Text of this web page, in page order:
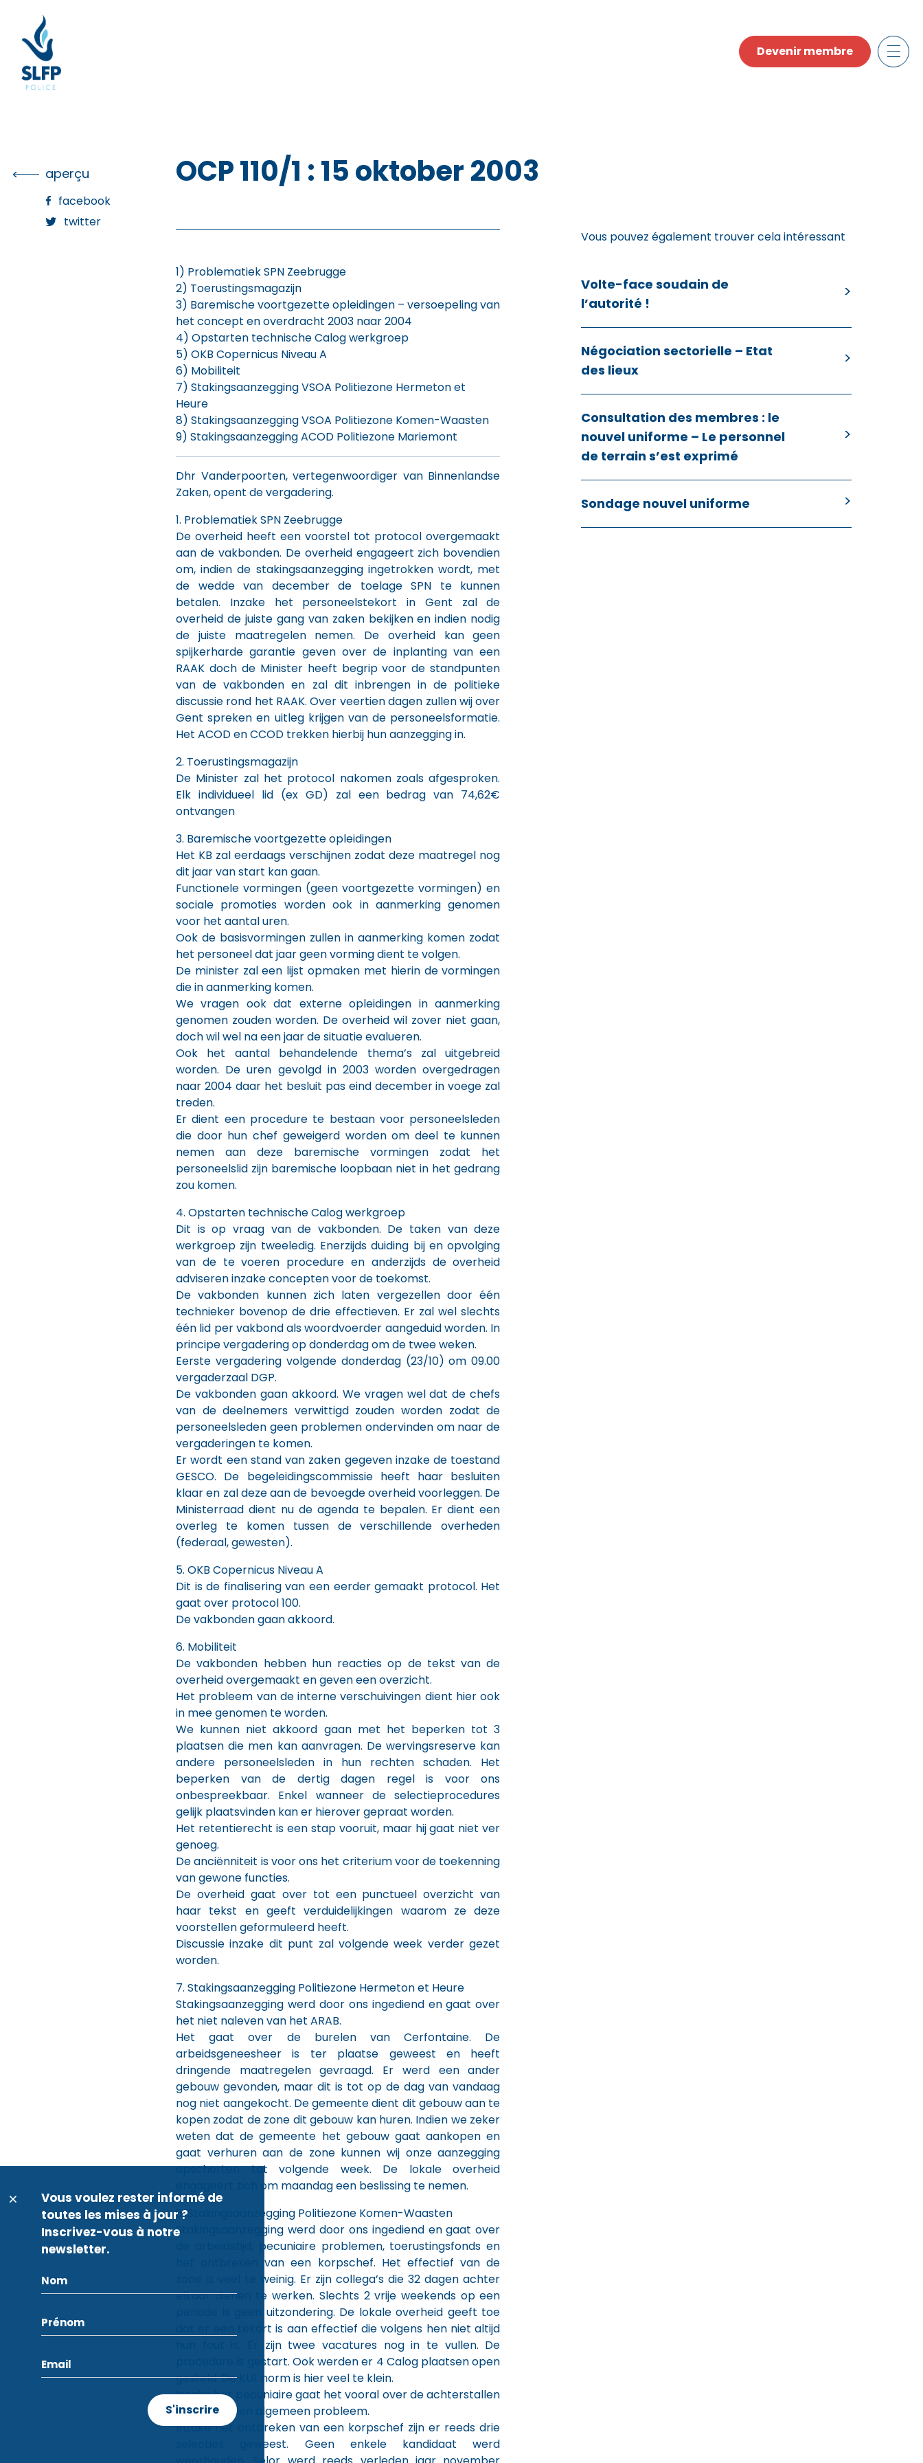
content
Devenir membre
aperçu
facebook
twitter
OCP 110/1 : 15 oktober 2003
1) Problematiek SPN Zeebrugge
2) Toerustingsmagazijn
3) Baremische voortgezette opleidingen – versoepeling van
het concept en overdracht 2003 naar 2004
4) Opstarten technische Calog werkgroep
5) OKB Copernicus Niveau A
6) Mobiliteit
7) Stakingsaanzegging VSOA Politiezone Hermeton et
Heure
8) Stakingsaanzegging VSOA Politiezone Komen-Waasten
9) Stakingsaanzegging ACOD Politiezone Mariemont
Dhr Vanderpoorten, vertegenwoordiger van Binnenlandse
Zaken, opent de vergadering.
1. Problematiek SPN Zeebrugge
De overheid heeft een voorstel tot protocol overgemaakt
aan de vakbonden. De overheid engageert zich bovendien
om, indien de stakingsaanzegging ingetrokken wordt, met
de wedde van december de toelage SPN te kunnen
betalen. Inzake het personeelstekort in Gent zal de
overheid de juiste gang van zaken bekijken en indien nodig
de juiste maatregelen nemen. De overheid kan geen
spijkerharde garantie geven over de inplanting van een
RAAK doch de Minister heeft begrip voor de standpunten
van de vakbonden en zal dit inbrengen in de politieke
discussie rond het RAAK. Over veertien dagen zullen wij over
Gent spreken en uitleg krijgen van de personeelsformatie.
Het ACOD en CCOD trekken hierbij hun aanzegging in.
2. Toerustingsmagazijn
De Minister zal het protocol nakomen zoals afgesproken.
Elk individueel lid (ex GD) zal een bedrag van 74,62€
ontvangen
3. Baremische voortgezette opleidingen
Het KB zal eerdaags verschijnen zodat deze maatregel nog
dit jaar van start kan gaan.
Functionele vormingen (geen voortgezette vormingen) en
sociale promoties worden ook in aanmerking genomen
voor het aantal uren.
Ook de basisvormingen zullen in aanmerking komen zodat
het personeel dat jaar geen vorming dient te volgen.
De minister zal een lijst opmaken met hierin de vormingen
die in aanmerking komen.
We vragen ook dat externe opleidingen in aanmerking
genomen zouden worden. De overheid wil zover niet gaan,
doch wil wel na een jaar de situatie evalueren.
Ook het aantal behandelende thema’s zal uitgebreid
worden. De uren gevolgd in 2003 worden overgedragen
naar 2004 daar het besluit pas eind december in voege zal
treden.
Er dient een procedure te bestaan voor personeelsleden
die door hun chef geweigerd worden om deel te kunnen
nemen aan deze baremische vormingen zodat het
personeelslid zijn baremische loopbaan niet in het gedrang
zou komen.
4. Opstarten technische Calog werkgroep
Dit is op vraag van de vakbonden. De taken van deze
werkgroep zijn tweeledig. Enerzijds duiding bij en opvolging
van de te voeren procedure en anderzijds de overheid
adviseren inzake concepten voor de toekomst.
De vakbonden kunnen zich laten vergezellen door één
technieker bovenop de drie effectieven. Er zal wel slechts
één lid per vakbond als woordvoerder aangeduid worden. In
principe vergadering op donderdag om de twee weken.
Eerste vergadering volgende donderdag (23/10) om 09.00
vergaderzaal DGP.
De vakbonden gaan akkoord. We vragen wel dat de chefs
van de deelnemers verwittigd zouden worden zodat de
personeelsleden geen problemen ondervinden om naar de
vergaderingen te komen.
Er wordt een stand van zaken gegeven inzake de toestand
GESCO. De begeleidingscommissie heeft haar besluiten
klaar en zal deze aan de bevoegde overheid voorleggen. De
Ministerraad dient nu de agenda te bepalen. Er dient een
overleg te komen tussen de verschillende overheden
(federaal, gewesten).
5. OKB Copernicus Niveau A
Dit is de finalisering van een eerder gemaakt protocol. Het
gaat over protocol 100.
De vakbonden gaan akkoord.
6. Mobiliteit
De vakbonden hebben hun reacties op de tekst van de
overheid overgemaakt en geven een overzicht.
Het probleem van de interne verschuivingen dient hier ook
in mee genomen te worden.
We kunnen niet akkoord gaan met het beperken tot 3
plaatsen die men kan aanvragen. De wervingsreserve kan
andere personeelsleden in hun rechten schaden. Het
beperken van de dertig dagen regel is voor ons
onbespreekbaar. Enkel wanneer de selectieprocedures
gelijk plaatsvinden kan er hierover gepraat worden.
Het retentierecht is een stap vooruit, maar hij gaat niet ver
genoeg.
De anciënniteit is voor ons het criterium voor de toekenning
van gewone functies.
De overheid gaat over tot een punctueel overzicht van
haar tekst en geeft verduidelijkingen waarom ze deze
voorstellen geformuleerd heeft.
Discussie inzake dit punt zal volgende week verder gezet
worden.
7. Stakingsaanzegging Politiezone Hermeton et Heure
Stakingsaanzegging werd door ons ingediend en gaat over
het niet naleven van het ARAB.
Het gaat over de burelen van Cerfontaine. De
arbeidsgeneesheer is ter plaatse geweest en heeft
dringende maatregelen gevraagd. Er werd een ander
gebouw gevonden, maar dit is tot op de dag van vandaag
nog niet aangekocht. De gemeente dient dit gebouw aan te
kopen zodat de zone dit gebouw kan huren. Indien we zeker
weten dat de gemeente het gebouw gaat aankopen en
gaat verhuren aan de zone kunnen wij onze aanzegging
opschorten tot volgende week. De lokale overheid
engageert zich om maandag een beslissing te nemen.
8. Stakingsaanzegging Politiezone Komen-Waasten
Stakingsaanzegging werd door ons ingediend en gaat over
de arbeidstijd, pecuniaire problemen, toerustingsfonds en
het ontbreken van een korpschef. Het effectief van de
zone is veel te weinig. Er zijn collega’s die 32 dagen achter
elkaar dienen te werken. Slechts 2 vrije weekends op een
periode is geen uitzondering. De lokale overheid geeft toe
dat er een tekort is aan effectief die volgens hen niet altijd
hun fout is. Er zijn twee vacatures nog in te vullen. De
procedure is gestart. Ook werden er 4 Calog plaatsen open
gesteld. De KUL norm is hier veel te klein.
Inzake het pecuniaire gaat het vooral over de achterstallen
2001. Dit is een algemeen probleem.
Inzake het ontbreken van een korpschef zijn er reeds drie
selecties geweest. Geen enkele kandidaat werd
Vous pouvez également trouver cela intéressant
Volte-face soudain de
l’autorité !
Négociation sectorielle – Etat
des lieux
Consultation des membres : le
nouvel uniforme – Le personnel
de terrain s’est exprimé
Sondage nouvel uniforme
Vous voulez rester informé de
toutes les mises à jour ?
Inscrivez-vous à notre
newsletter.